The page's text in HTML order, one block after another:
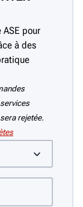
pour
à des
rejetée.